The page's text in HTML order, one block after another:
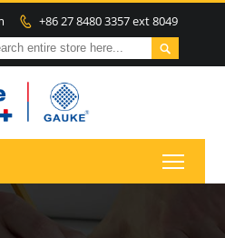
 +86 27 8480 3357 ext 8049
